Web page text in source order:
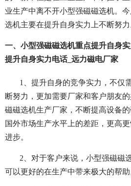
业生产中离不开小型强磁磁选机。
选机主要在提升自身实力上不断努力
一、小型强磁磁选机重点提升自身
提升自身实力电话_远力磁电厂家
1、提升自身的竞争实力，不仅
断努力，更加需要厂家和客户朋友
磁磁选机生产厂家，不断提高设备
国外市场生产水平上的差距，更高
进步。
2、对于客户来说，小型强磁磁
可以更好的在生产中带来极大的帮助